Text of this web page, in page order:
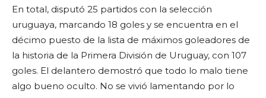
En total, disputó 25 partidos con la selección
uruguaya, marcando 18 goles y se encuentra en el
décimo puesto de la lista de máximos goleadores de
la historia de la Primera División de Uruguay, con 107
goles. El delantero demostró que todo lo malo tiene
algo bueno oculto. No se vivió lamentando por lo